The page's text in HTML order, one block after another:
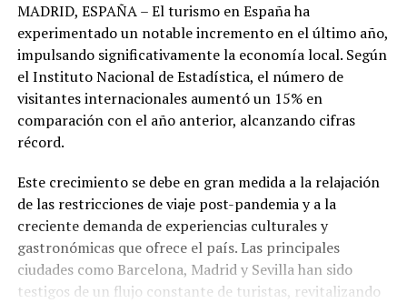
MADRID, ESPAÑA – El turismo en España ha
experimentado un notable incremento en el último año,
impulsando significativamente la economía local. Según
el Instituto Nacional de Estadística, el número de
visitantes internacionales aumentó un 15% en
comparación con el año anterior, alcanzando cifras
récord.
Este crecimiento se debe en gran medida a la relajación
de las restricciones de viaje post-pandemia y a la
creciente demanda de experiencias culturales y
gastronómicas que ofrece el país. Las principales
ciudades como Barcelona, Madrid y Sevilla han sido
testigos de un flujo constante de turistas, revitalizando